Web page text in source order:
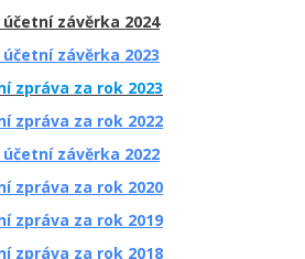
účetní závěrka 2024
účetní závěrka 2023
zpráva za rok 2023
zpráva za rok 2022
účetní závěrka 2022
zpráva za rok 2020
zpráva za rok 2019
zpráva za rok 2018